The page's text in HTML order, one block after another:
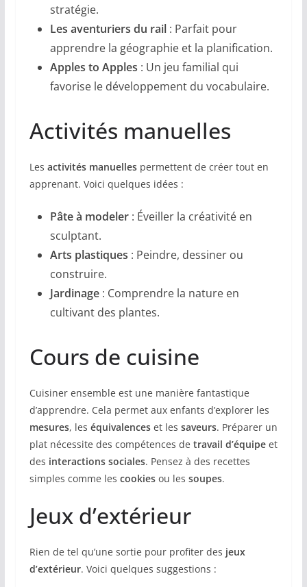
stratégie.
Les aventuriers du rail: Parfait pour
apprendre la géographie et la planification.
Apples to Apples : Un jeu familial qui
favorise le développement du vocabulaire.
Activités manuelles
Les activités manuellespermettent de créer tout en
apprenant. Voici quelques idées :
Pâte à modeler: Éveiller la créativité en
sculptant.
Arts plastiques : Peindre, dessiner ou
construire.
Jardinage: Comprendre la nature en
cultivant des plantes.
Cours de cuisine
Cuisiner ensemble est une manière fantastique
d’apprendre. Cela permet aux enfants d’explorer les
mesures, les équivalenceset les saveurs. Préparer un
plat nécessite des compétences de travail d’équipeet
des interactions sociales. Pensez à des recettes
simples comme les cookiesou les soupes.
Jeux d’extérieur
Rien de tel qu’une sortie pour profiter des jeux
d’extérieur. Voici quelques suggestions :